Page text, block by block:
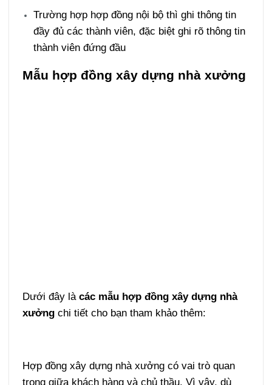
Trường hợp hợp đồng nội bộ thì ghi thông tin
đầy đủ các thành viên, đặc biệt ghi rõ thông tin
thành viên đứng đầu
Mẫu hợp đồng xây dựng nhà xưởng
Dưới đây là các mẫu hợp đồng xây dựng nhà
xưởngchi tiết cho bạn tham khảo thêm:
Hợp đồng xây dựng nhà xưởng có vai trò quan
trọng giữa khách hàng và chủ thầu. Vì vậy, dù